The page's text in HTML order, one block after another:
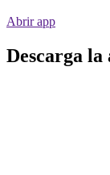
Abrir app
Descarga